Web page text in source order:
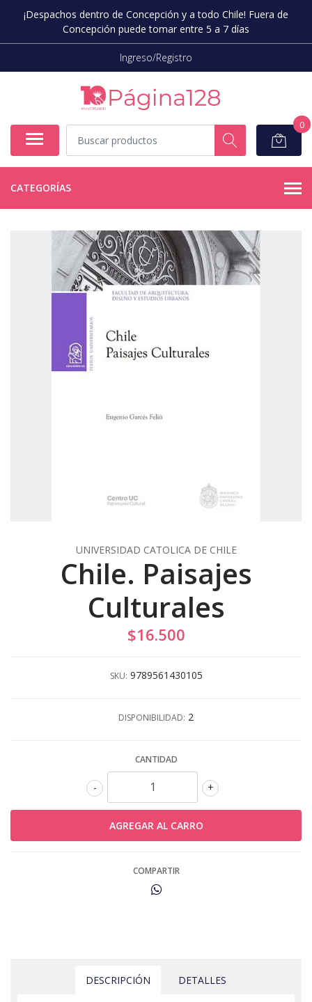
¡Despachos dentro de Concepción y a todo Chile! Fuera de
Concepción puede tomar entre 5 a 7 días
Ingreso/Registro
0
CATEGORÍAS
UNIVERSIDAD CATOLICA DE CHILE
Chile. Paisajes
Culturales
$16.500
SKU: 9789561430105
DISPONIBILIDAD: 2
CANTIDAD
+
-
COMPARTIR
DESCRIPCIÓN DETALLES